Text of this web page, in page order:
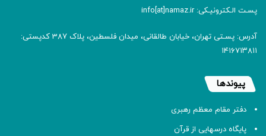
پسـت الـکترونیـکی: info[at]namaz.ir
آدرس: پسـتی تهران، خیابان طالقانی، میدان فلسطین، پلاک 387 کدپستی:
۱۴۱۶۷۱۳۸۱۱
پیوندها
دفتر مقام معظم رهبری
پایگاه درسهایی از قرآن